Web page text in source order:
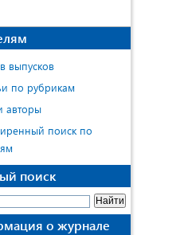
выпусков
по рубрикам
авторы
поиск по
поиск
о журнале